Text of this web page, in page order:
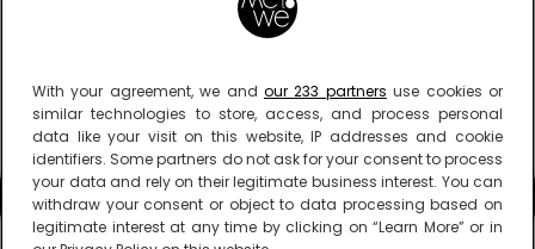
With your agreement, we and our 233 partners use cookies or
similar technologies to store, access, and process personal
data like your visit on this website, IP addresses and cookie
identifiers. Some partners do not ask for your consent to process
your data and rely on their legitimate business interest. You can
withdraw your consent or object to data processing based on
legitimate interest at any time by clicking on “Learn More” or in